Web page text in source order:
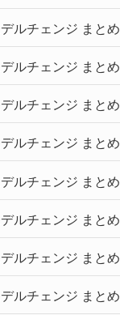
(30)
(27)
(33)
(10)
(22)
ルチェンジ まとめ
ルチェンジ まとめ
ルチェンジ まとめ
ルチェンジ まとめ
ルチェンジ まとめ
ルチェンジ まとめ
ルチェンジ まとめ
ルチェンジ まとめ